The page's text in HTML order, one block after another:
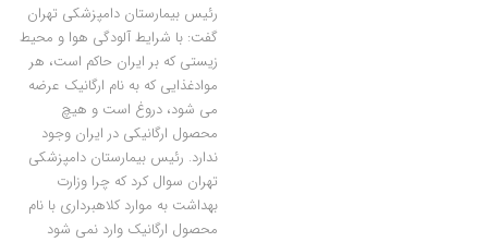
رئیس بیمارستان دامپزشکی تهران
گفت: با شرایط آلودگی هوا و محیط
زیستی که بر ایران حاکم است، هر
موادغذایی که به نام ارگانیک عرضه
می شود، دروغ است و هیچ
محصول ارگانیکی در ایران وجود
ندارد. رئیس بیمارستان دامپزشکی
تهران سوال کرد که چرا وزارت
بهداشت به موارد کلاهبرداری با نام
محصول ارگانیک وارد نمی شود